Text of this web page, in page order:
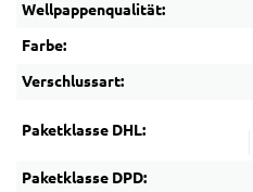
Wellpappenqualität:
Farbe:
Verschlussart:
Paketklasse DHL:
Paketklasse DPD: